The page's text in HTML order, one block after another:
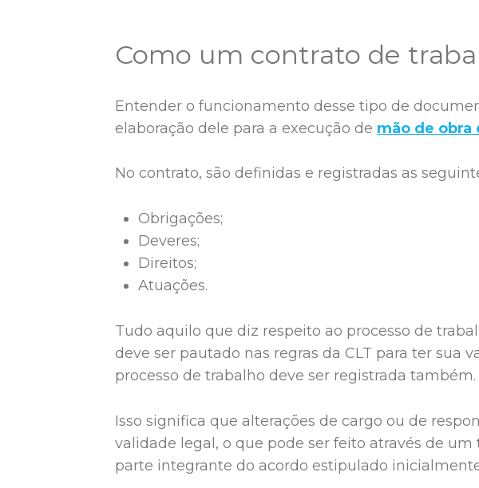
Como um contrato de
Entender o funcionamento desse tipo de
elaboração dele para a execução de mão de obra
No contrato, são definidas e registradas as
Obrigações;
Deveres;
Direitos;
Atuações.
Tudo aquilo que diz respeito ao processo de
deve ser pautado nas regras da CLT para ter sua
processo de trabalho deve ser registrada também.
Isso significa que alterações de cargo ou de
validade legal, o que pode ser feito através de
parte integrante do acordo estipulado